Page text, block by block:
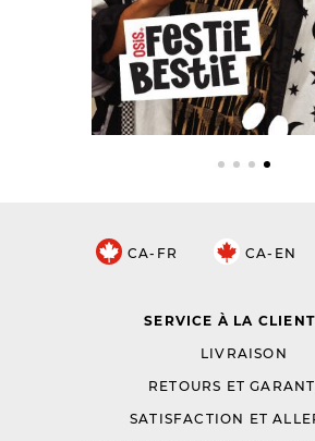
CA-FR CA-EN
SERVICE À LA
LIVRAISON
RETOURS ET
SATISFACTION ET